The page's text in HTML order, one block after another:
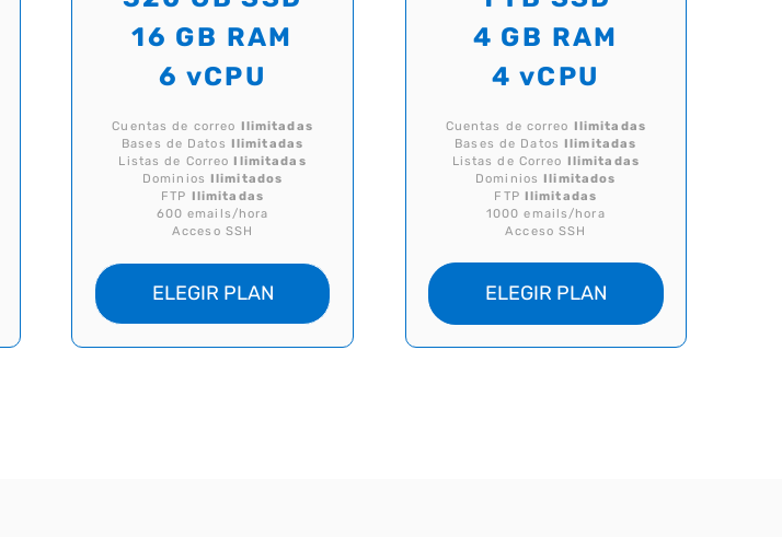
16 GB RAM
6 vCPU
Cuentas de correo Ilimitadas
Bases de Datos Ilimitadas
Listas de Correo Ilimitadas
Dominios Ilimitados
FTP Ilimitadas
600 emails/hora
Acceso SSH
ELEGIR PLAN
4 GB RAM
4 vCPU
Cuentas de correo Ilimitadas
Bases de Datos Ilimitadas
Listas de Correo Ilimitadas
Dominios Ilimitados
FTP Ilimitadas
1000 emails/hora
Acceso SSH
ELEGIR PLAN